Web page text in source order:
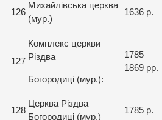
126
Михайлівська церква
(мур.)
1636 р.
127
Комплекс церкви
Різдва
Богородиці (мур.):
1785 –
1869 рр.
128
Церква Різдва
Богородиці (мур.)
1785 р.